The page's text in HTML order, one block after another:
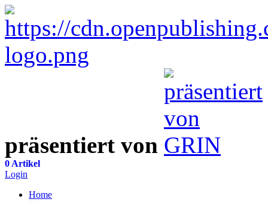
präsentiert von
0 Artikel
Login
Home